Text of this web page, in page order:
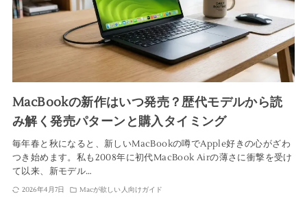
MacBookの新作はいつ発売？歴代モデルから読
み解く発売パターンと購入タイミング
毎年春と秋になると、新しいMacBookの噂でApple好きの心がざわ
つき始めます。私も2008年に初代MacBook Airの薄さに衝撃を受け
て以来、新モデル…
2026年4月7日 Macが欲しい人向けガイド